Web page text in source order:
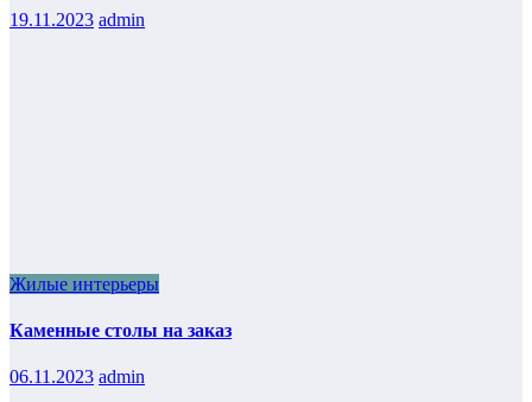
19.11.2023 admin
Жилые интерьеры
Каменные столы на заказ
06.11.2023 admin